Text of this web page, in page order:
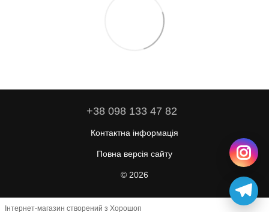
+38 098 133 47 82
Контактна інформація
Повна версія сайту
© 2026
Інтернет-магазин створений з Хорошоп